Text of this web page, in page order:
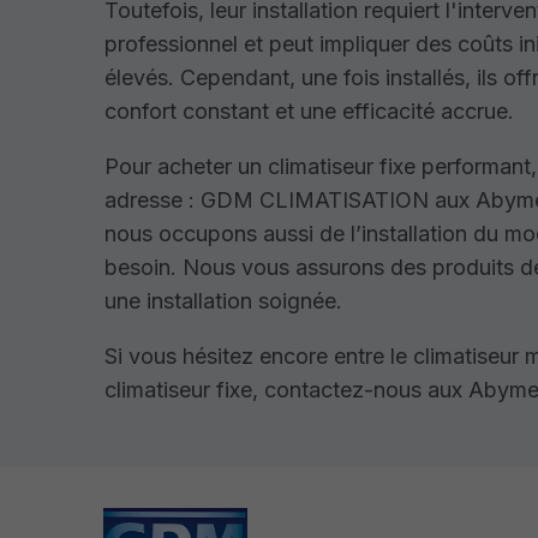
Toutefois, leur installation requiert
professionnel et peut impliquer des coûts
élevés. Cependant, une fois installés, ils
confort constant et une efficacité accrue.
Pour acheter un climatiseur fixe
adresse : GDM CLIMATISATION aux
nous occupons aussi de l’installation du
besoin. Nous vous assurons des produits
une installation soignée.
Si vous hésitez encore entre le climatiseur
climatiseur fixe, contactez-nous aux